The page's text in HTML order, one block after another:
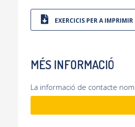
EXERCICIS PER A IMPRIMIR
MÉS INFORMACIÓ
La informació de contacte